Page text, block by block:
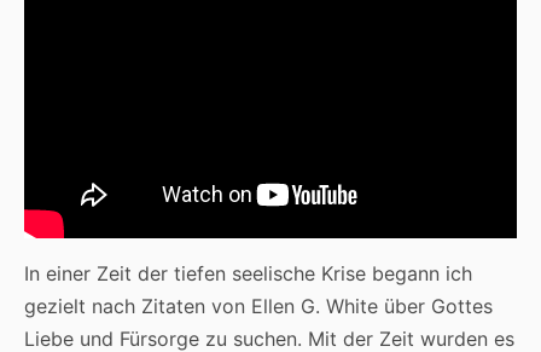
In einer Zeit der tiefen seelische Krise begann ich
gezielt nach Zitaten von Ellen G. White über Gottes
Liebe und Fürsorge zu suchen. Mit der Zeit wurden es